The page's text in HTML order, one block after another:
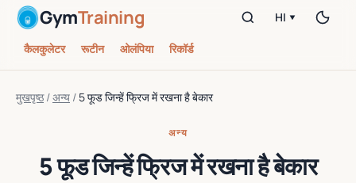
GymTraining
कैलकुलेटर रूटीन ओलंपिया रिकॉर्ड
HI ▾
मुखपृष्ठ/अन्य / 5 फूड जिन्हें फ्रिज में रखना है बेकार
अन्य
5 फूड जिन्हें फ्रिज में रखना है बेकार